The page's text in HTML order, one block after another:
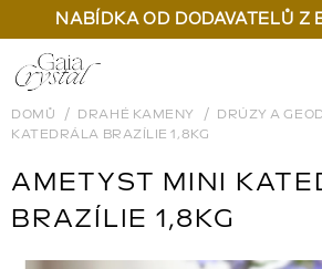
NABÍDKA OD DODAVATELŮ Z
Přejít
na
obsah
DOMŮ DRAHÉ KAMENY DRÚZY A
KATEDRÁLA BRAZÍLIE 1,8KG
AMETYST MINI
BRAZÍLIE 1,8KG